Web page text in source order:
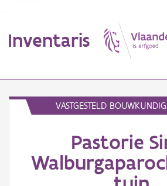
Inventaris
Aanduidingsobject
VASTGESTELD
Pastorie